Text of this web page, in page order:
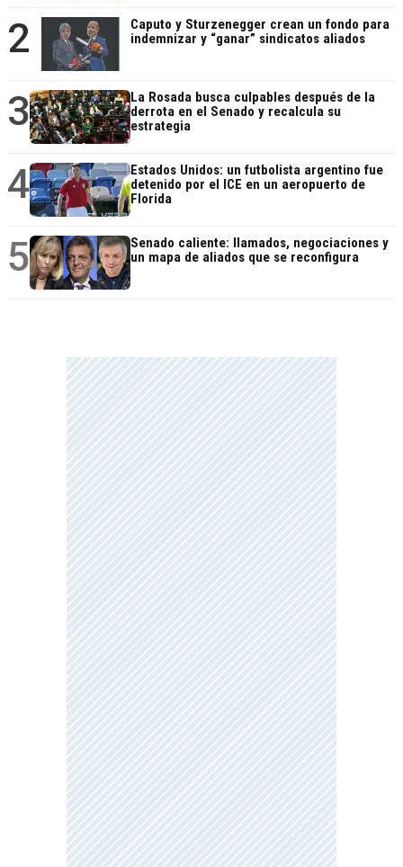
2
Caputo y Sturzenegger crean un fondo para
indemnizar y “ganar” sindicatos aliados
3
La Rosada busca culpables después de la
derrota en el Senado y recalcula su
estrategia
4
Estados Unidos: un futbolista argentino fue
detenido por el ICE en un aeropuerto de
Florida
5
Senado caliente: llamados, negociaciones y
un mapa de aliados que se reconfigura